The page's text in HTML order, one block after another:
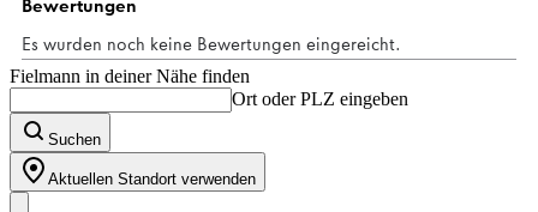
Fielmann in deiner Nähe finden
Ort oder PLZ eingeben
Suchen
Aktuellen Standort verwenden